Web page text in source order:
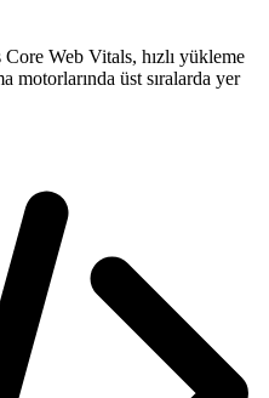
Web Vitals, hızlı yükleme
motorlarında üst sıralarda yer